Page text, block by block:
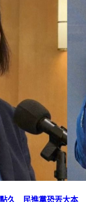
點久 民進黨恐丟大本